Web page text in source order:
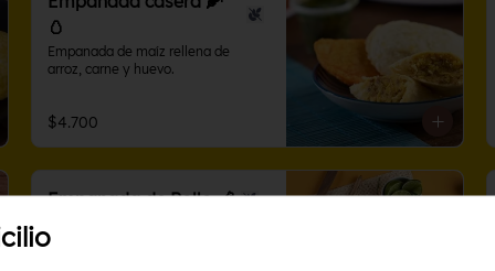
🥚
Empanada de maíz rellena de
arroz, carne y huevo.
$4.700
Empanada de Pollo 🍗
y pollo.